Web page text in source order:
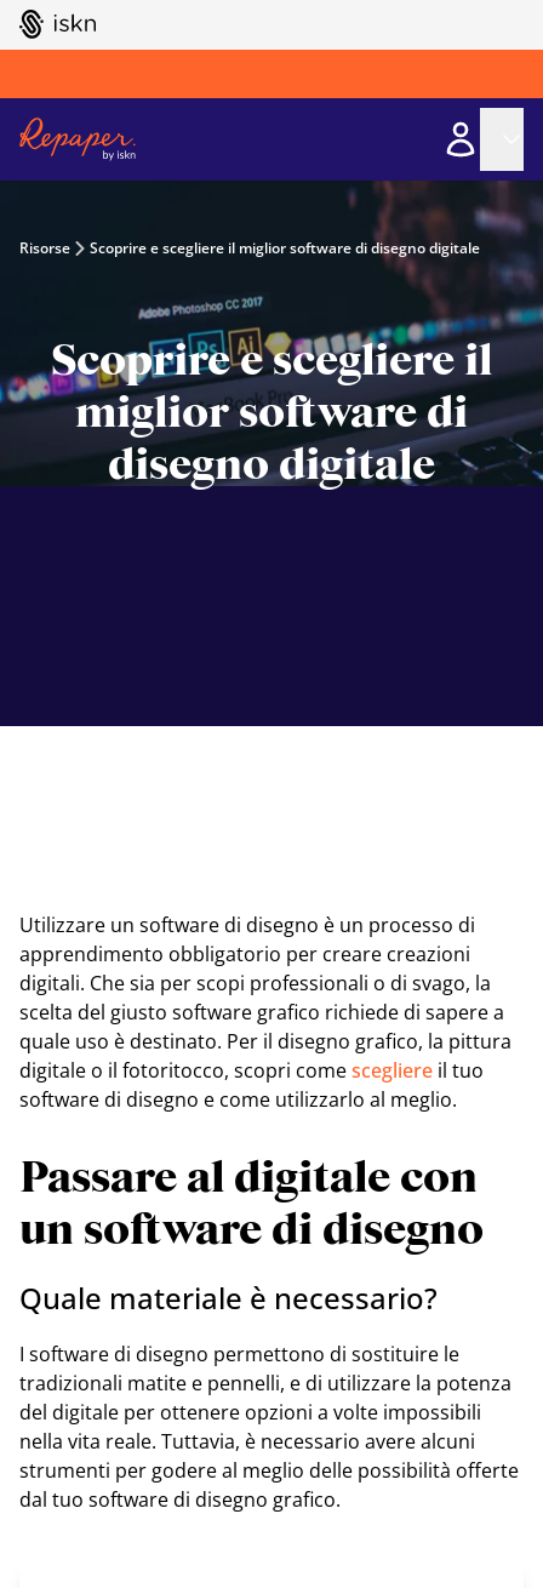
GO TO ISKN HOME
Risorse Scoprire e scegliere il miglior software di disegno digitale
Scoprire e scegliere il
miglior software di
disegno digitale
Utilizzare un software di disegno è un processo di
apprendimento obbligatorio per creare creazioni
digitali. Che sia per scopi professionali o di svago, la
scelta del giusto software grafico richiede di sapere a
quale uso è destinato. Per il disegno grafico, la pittura
digitale o il fotoritocco, scopri comescegliere il tuo
software di disegno e come utilizzarlo al meglio.
Passare al digitale con
un software di disegno
Quale materiale è necessario?
I software di disegno permettono di sostituire le
tradizionali matite e pennelli, e di utilizzare la potenza
del digitale per ottenere opzioni a volte impossibili
nella vita reale. Tuttavia, è necessario avere alcuni
strumenti per godere al meglio delle possibilità offerte
dal tuo software di disegno grafico.